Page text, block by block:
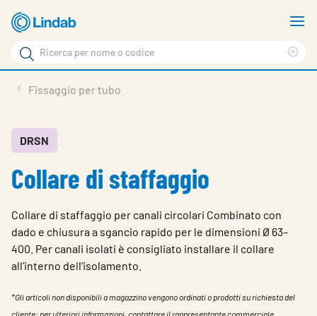
Log
visionare
Cerca
Cerca
Su Lindab
Su Tecnovent
Download
Log in
Scegliere la lingua
Fissaggio per tubo
DRSN
Collare di staffaggio
Collare di staffaggio per canali circolari Combinato con
dado e chiusura a sgancio rapido per le dimensioni Ø 63–
400. Per canali isolati è consigliato installare il collare
all’interno dell’isolamento.
*Gli articoli non disponibili a magazzino vengono ordinati o prodotti su richiesta del
cliente; per ulteriori informazioni, contattare il rappresentante commerciale.